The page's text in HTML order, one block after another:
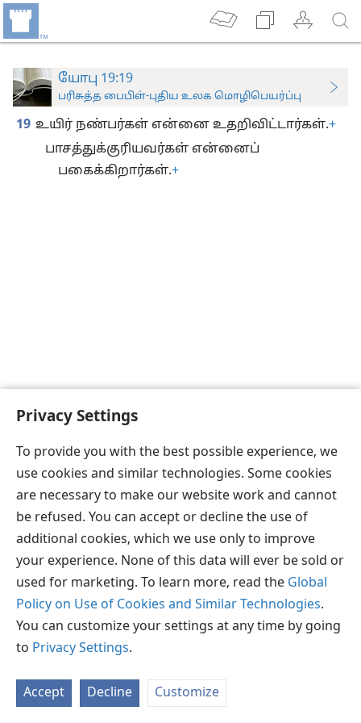
Privacy Settings
To provide you with the best possible experience, we
use cookies and similar technologies. Some cookies
are necessary to make our website work and cannot
be refused. You can accept or decline the use of
additional cookies, which we use only to improve
your experience. None of this data will ever be sold or
used for marketing. To learn more, read the Global
Policy on Use of Cookies and Similar Technologies.
You can customize your settings at any time by going
to Privacy Settings.
Accept Decline Customize
யோபு 19:19
பரிசுத்த பைபிள்-புதிய உலக மொழிபெயர்ப்பு
19 உயிர் நண்பர்கள் என்னை உதறிவிட்டார்கள்.+
பாசத்துக்குரியவர்கள் என்னைப்
பகைக்கிறார்கள்.+
தமிழ்
விருப்பங்கள்
Copyright © 2026 Watch Tower Bible and Tract Society of Pennsylvania
விதிமுறைகள் ப்ரைவசி செட்டிங்
உள்நுழையவும்